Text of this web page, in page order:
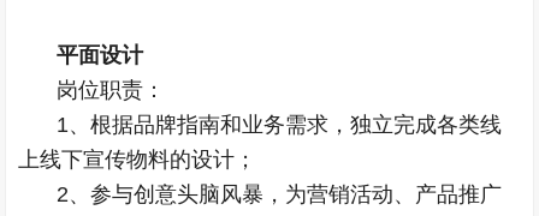
平面设计
岗位职责：
1、根据品牌指南和业务需求，独立完成各类线
上线下宣传物料的设计；
2、参与创意头脑风暴，为营销活动、产品推广